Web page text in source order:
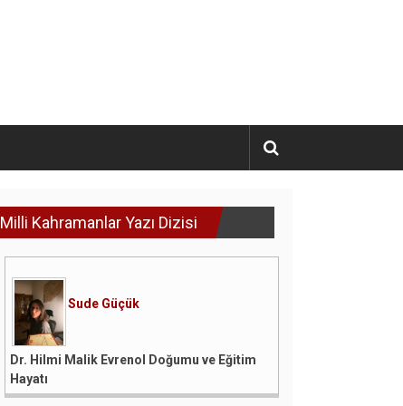
Milli Kahramanlar Yazı Dizisi
Sude Güçük
Dr. Hilmi Malik Evrenol Doğumu ve Eğitim
Hayatı